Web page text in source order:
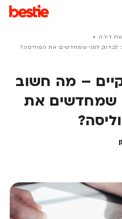
דירה >
לבדוק לפני שמחדשים את הפוליסה?
– מה חשוב
שמחדשים את